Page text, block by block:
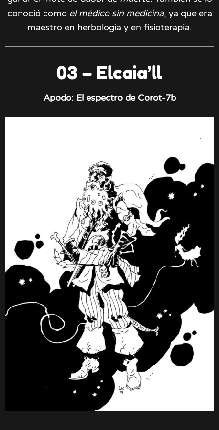
conoció como el médico sin medicina, ya que era
maestro en herbología y en fisioterapia.
03 – Elcaia’ll
Apodo: El espectro de Corot-7b